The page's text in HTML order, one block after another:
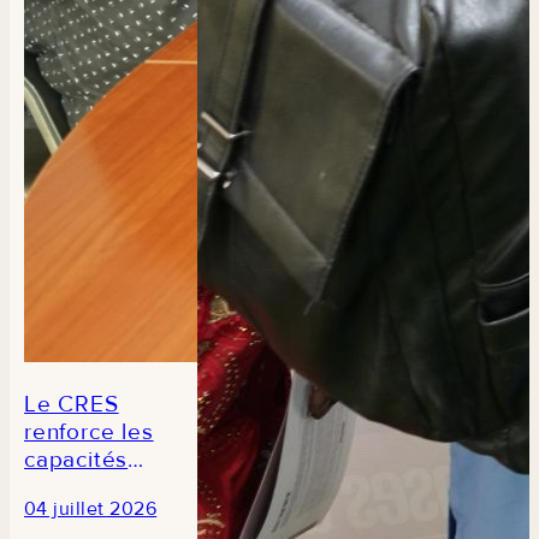
Le CRES
renforce les
capacités
journalistes
04 juillet 2026
des aliments
du Sénégal